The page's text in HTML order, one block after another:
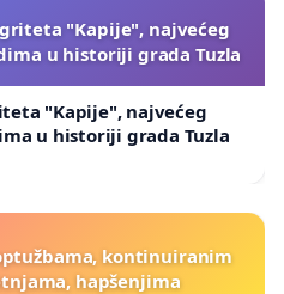
"Kapije", najvećeg
u historiji grada Tuzla
"Kapije", najvećeg
u historiji grada Tuzla
kontinuiranim
hapšenjima